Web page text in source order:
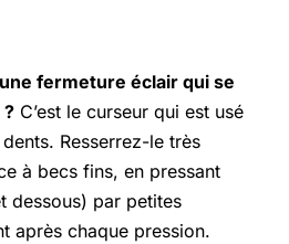
fermeture éclair qui se
C’est le curseur qui est usé
Resserrez-le très
à becs fins, en pressant
dessous) par petites
après chaque pression.